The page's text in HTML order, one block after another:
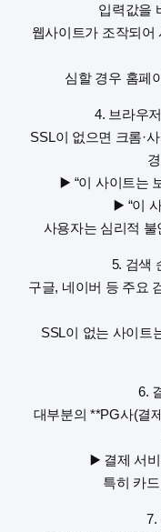
입력값을
웹사이트가 조작되어
심할 경우 홈페
4. 브라우
SSL이 없으면 크롬·
▶️ “이 사이트는
▶️ “이
사용자는 심리적
5. 검색
구글, 네이버 등 주요
SSL이 없는 사이트
6.
대부분의 **PG사(결
▶️ 결제 서
특히 카
7.